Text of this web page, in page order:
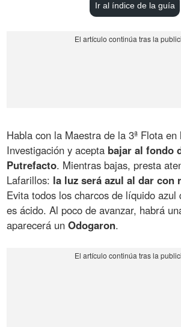
Ir al índice de la guía
Habla con la Maestra de la 3ª Flota en
Investigación y acepta bajar al fondo
Putrefacto. Mientras bajas, presta
Lafarillos: la luz será azul al dar con
Evita todos los charcos de líquido azul
es ácido. Al poco de avanzar, habrá
aparecerá unOdogaron.